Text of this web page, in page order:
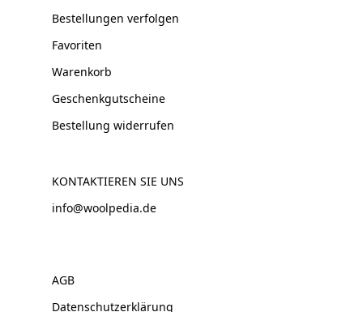
Bestellungen verfolgen
Favoriten
Warenkorb
Geschenkgutscheine
Bestellung widerrufen
KONTAKTIEREN SIE UNS
info@woolpedia.de
AGB
Datenschutzerklärung